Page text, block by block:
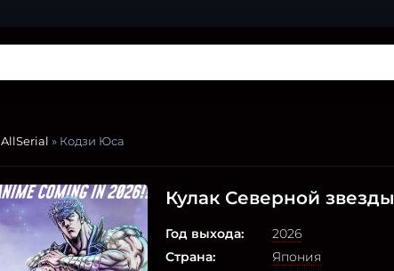
AllSerial » Кодзи Юса
Кулак Северной звезды
Год выхода:
2026
Страна:
Япония